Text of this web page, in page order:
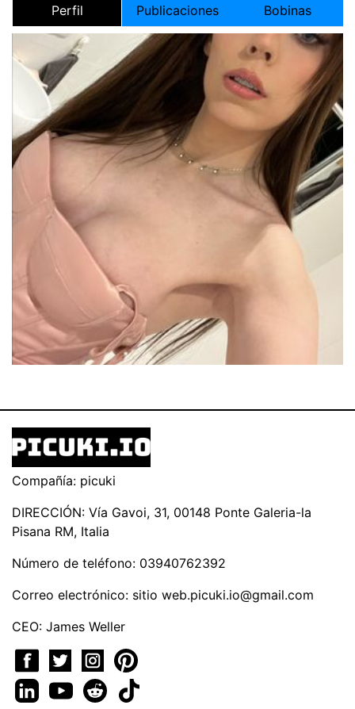
Perfil Publicaciones Bobinas
Compañía: picuki
DIRECCIÓN: Vía Gavoi, 31, 00148 Ponte Galeria-la
Pisana RM, Italia
Número de teléfono: 03940762392
Correo electrónico: sitio web.picuki.io@gmail.com
CEO: James Weller